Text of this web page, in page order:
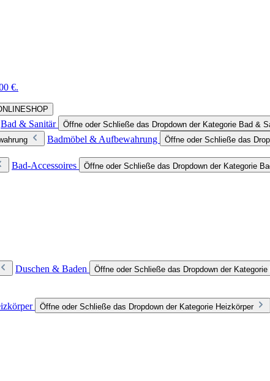
€.
Bad & Sanitär
Öffne oder Schließe das Dropdown der Kategorie Bad &
Badmöbel & Aufbewahrung Öffne oder Schließe das
Bad-Accessoires Öffne oder Schließe das Dropdown der Kategorie
Duschen & Baden Öffne oder Schließe das Dropdown der
Öffne oder Schließe das Dropdown der Kategorie Heizkörper